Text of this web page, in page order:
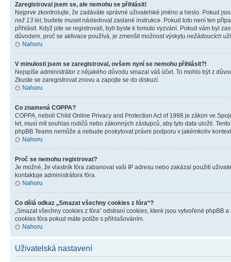
Zaregistroval jsem se, ale nemohu se přihlásit!
Nejprve zkontrolujte, že zadáváte správné uživatelské jméno a heslo. Pokud
než 13 let, budete muset následovat zaslané instrukce. Pokud toto není ten
přihlásit. Když jste se registrovali, byli byste k tomuto vyzváni. Pokud vám byl
důvodem, proč se aktivace používá, je zmenšit možnost výskytu nežádoucích
Nahoru
V minulosti jsem se zaregistroval, ovšem nyní se nemohu přihlásit?!
Nejspíše administrátor z nějakého důvodu smazal váš účet. To mohlo být z
Zkuste se zaregistrovat znovu a zapojte se do diskuzí.
Nahoru
Co znamená COPPA?
COPPA, neboli Child Online Privacy and Protection Act of 1998 je zákon ve
let, musí mít souhlas rodičů nebo zákonných zástupců, aby tyto data uložil.
phpBB Teams nemůže a nebude poskytovat právni podporu v jakémkoliv
Nahoru
Proč se nemohu registrovat?
Je možné, že vlastník fóra zabanoval vaši IP adresu nebo zakázal použití
kontaktuje administrátora fóra.
Nahoru
Co dělá odkaz „Smazat všechny cookies z fóra“?
„Smazat všechny cookies z fóra“ odstraní cookies, které jsou vytvořené
cookies fóra pokud máte potíže s přihlašováním.
Nahoru
Uživatelská nastavení